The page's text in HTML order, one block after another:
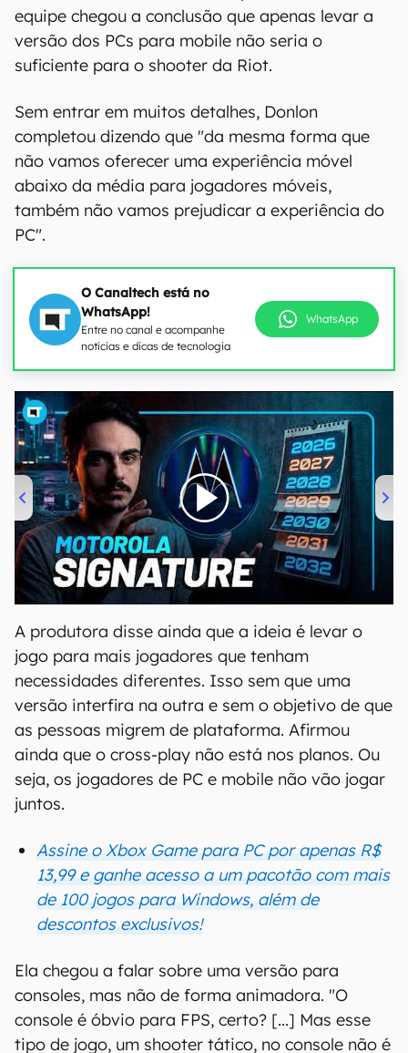
equipe chegou a conclusão que apenas levar a
versão dos PCs para mobile não seria o
suficiente para o shooter da Riot.
Sem entrar em muitos detalhes, Donlon
completou dizendo que "da mesma forma que
não vamos oferecer uma experiência móvel
abaixo da média para jogadores móveis,
também não vamos prejudicar a experiência do
PC".
O Canaltech está no
WhatsApp!
Entre no canal e acompanhe
notícias e dicas de tecnologia
WhatsApp
00:00/20:46
A produtora disse ainda que a ideia é levar o
jogo para mais jogadores que tenham
necessidades diferentes. Isso sem que uma
versão interfira na outra e sem o objetivo de que
as pessoas migrem de plataforma. Afirmou
ainda que o cross-play não está nos planos. Ou
seja, os jogadores de PC e mobile não vão jogar
juntos.
Assine o Xbox Game para PC por apenas R$
13,99 e ganhe acesso a um pacotão com mais
de 100 jogos para Windows, além de
descontos exclusivos!
Ela chegou a falar sobre uma versão para
consoles, mas não de forma animadora. "O
console é óbvio para FPS, certo? [...] Mas esse
tipo de jogo, um shooter tático, no console não é